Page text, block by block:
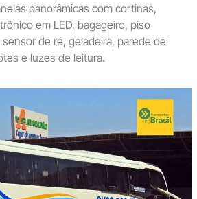
panorâmicas com cortinas,
em LED, bagageiro, piso
de ré, geladeira, parede de
e luzes de leitura.